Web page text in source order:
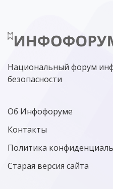
МИНЦИФРЫ РОССИИ NGFW
Национальный форум
безопасности
Об Инфофоруме
Контакты
Политика
Старая версия сайта